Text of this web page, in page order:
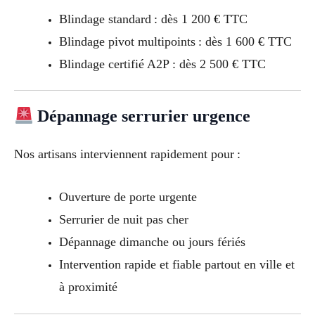
Blindage standard : dès 1 200 € TTC
Blindage pivot multipoints : dès 1 600 € TTC
Blindage certifié A2P : dès 2 500 € TTC
Dépannage serrurier urgence
Nos artisans interviennent rapidement pour :
Ouverture de porte urgente
Serrurier de nuit pas cher
Dépannage dimanche ou jours fériés
Intervention rapide et fiable partout en ville et
à proximité